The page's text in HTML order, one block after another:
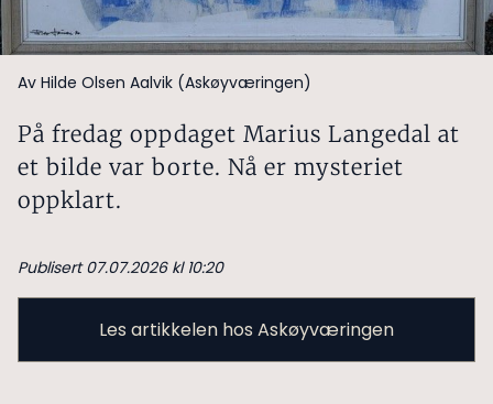
Av Hilde Olsen Aalvik (Askøyværingen)
På fredag oppdaget Marius Langedal at
et bilde var borte. Nå er mysteriet
oppklart.
Publisert 07.07.2026 kl 10:20
Les artikkelen hos Askøyværingen